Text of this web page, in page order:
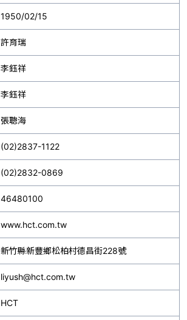
1950/02/15
許育瑞
李鈺祥
李鈺祥
張聰海
(02)2837-1122
(02)2832-0869
46480100
www.hct.com.tw
新竹縣新豐鄉松柏村德昌街228號
liyush@hct.com.tw
HCT